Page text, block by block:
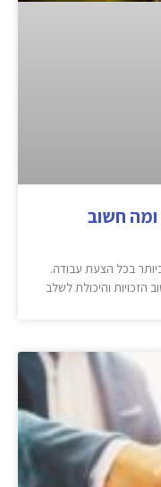
חשוב
בכל הצעת עבודה.
והיכולת לשלב